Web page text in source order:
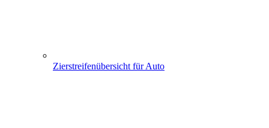
Zierstreifenübersicht für Auto